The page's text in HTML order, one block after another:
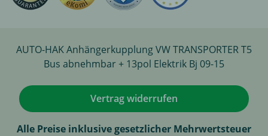
AUTO-HAK Anhängerkupplung VW TRANSPORTER T5
Bus abnehmbar + 13pol Elektrik Bj 09-15
Vertrag widerrufen
Alle Preise inklusive gesetzlicher Mehrwertsteuer